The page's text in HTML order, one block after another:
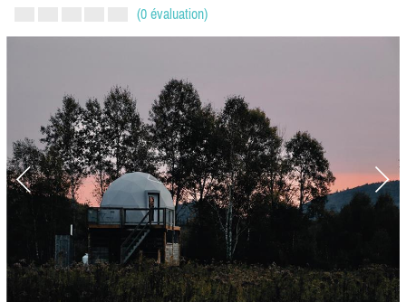
(0 évaluation)